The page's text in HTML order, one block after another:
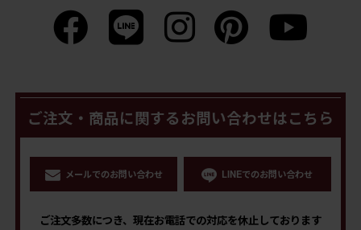
ご注文・商品に関するお問い合わせはこちら
メールでのお問い合わせ LINEでのお問い合わせ
ご注文多数につき、現在お電話での対応を休止しております